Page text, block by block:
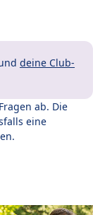
deine Club-
ab. Die
eine